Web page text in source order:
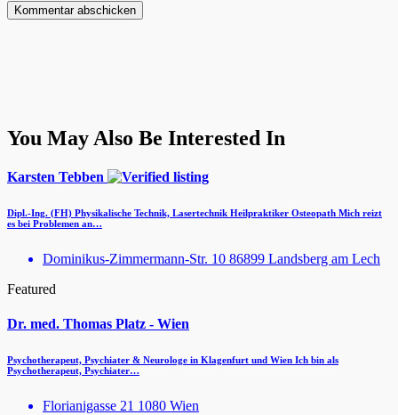
You May Also Be Interested In
Karsten Tebben
Dipl.-Ing. (FH) Physikalische Technik, Lasertechnik Heilpraktiker Osteopath Mich reizt
es bei Problemen an…
Dominikus-Zimmermann-Str. 10 86899 Landsberg am Lech
Featured
Dr. med. Thomas Platz - Wien
Psychotherapeut, Psychiater & Neurologe in Klagenfurt und Wien Ich bin als
Psychotherapeut, Psychiater…
Florianigasse 21 1080 Wien